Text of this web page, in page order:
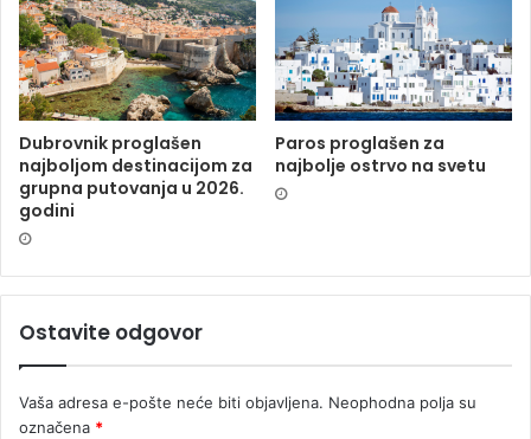
Dubrovnik proglašen
najboljom destinacijom za
grupna putovanja u 2026.
godini
Paros proglašen za
najbolje ostrvo na svetu
Ostavite odgovor
Vaša adresa e-pošte neće biti objavljena. Neophodna polja su
označena *